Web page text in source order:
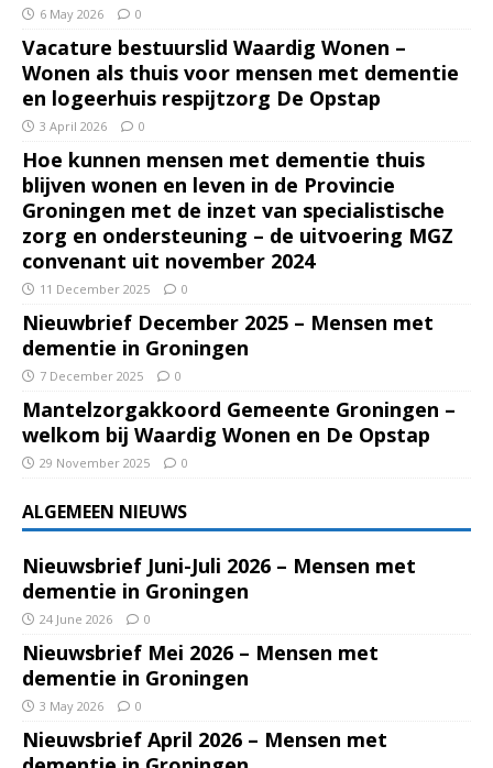
6 May 2026 0
Vacature bestuurslid Waardig Wonen –
Wonen als thuis voor mensen met dementie
en logeerhuis respijtzorg De Opstap
3 April 2026 0
Hoe kunnen mensen met dementie thuis
blijven wonen en leven in de Provincie
Groningen met de inzet van specialistische
zorg en ondersteuning – de uitvoering MGZ
convenant uit november 2024
11 December 2025 0
Nieuwbrief December 2025 – Mensen met
dementie in Groningen
7 December 2025 0
Mantelzorgakkoord Gemeente Groningen –
welkom bij Waardig Wonen en De Opstap
29 November 2025 0
ALGEMEEN NIEUWS
Nieuwsbrief Juni-Juli 2026 – Mensen met
dementie in Groningen
24 June 2026 0
Nieuwsbrief Mei 2026 – Mensen met
dementie in Groningen
3 May 2026 0
Nieuwsbrief April 2026 – Mensen met